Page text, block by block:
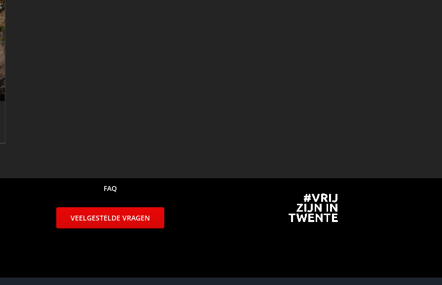
FAQ
VEELGESTELDE VRAGEN